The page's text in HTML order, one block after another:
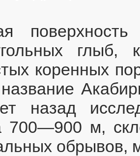
глыб,
коренных
назад
700—900 м,
обрывов,